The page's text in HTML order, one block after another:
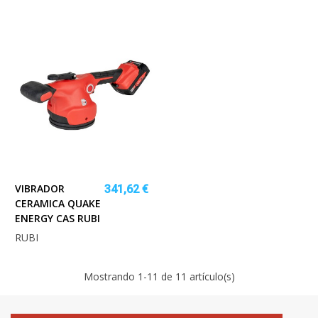
VIBRADOR
CERAMICA QUAKE
ENERGY CAS RUBI
341,62 €
RUBI
Mostrando 1 -11 de 11 artículo(s)